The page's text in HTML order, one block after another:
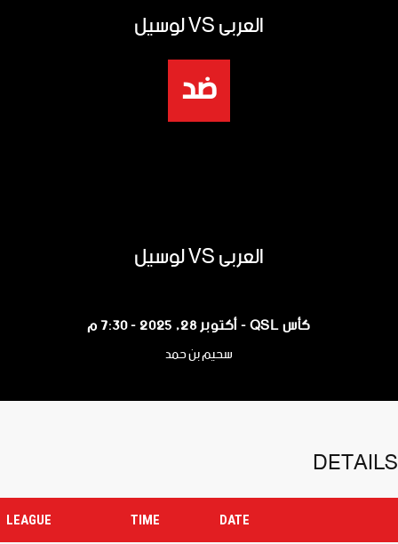
العربي VS لوسيل
ضد
العربي VS لوسيل
كأس QSL - أكتوبر 28, 2025 - 7:30 م
سحيم بن حمد
DETAILS
DATE
TIME
LEAGUE